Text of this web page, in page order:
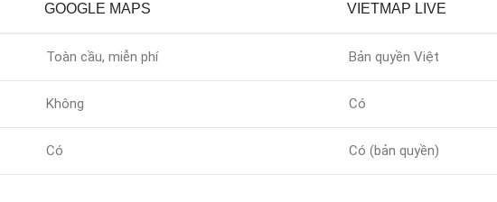
GOOGLE MAPS VIETMAP LIVE
Toàn cầu, miễn phí Bản quyền Việt
Không Có
Có Có (bản quyền)